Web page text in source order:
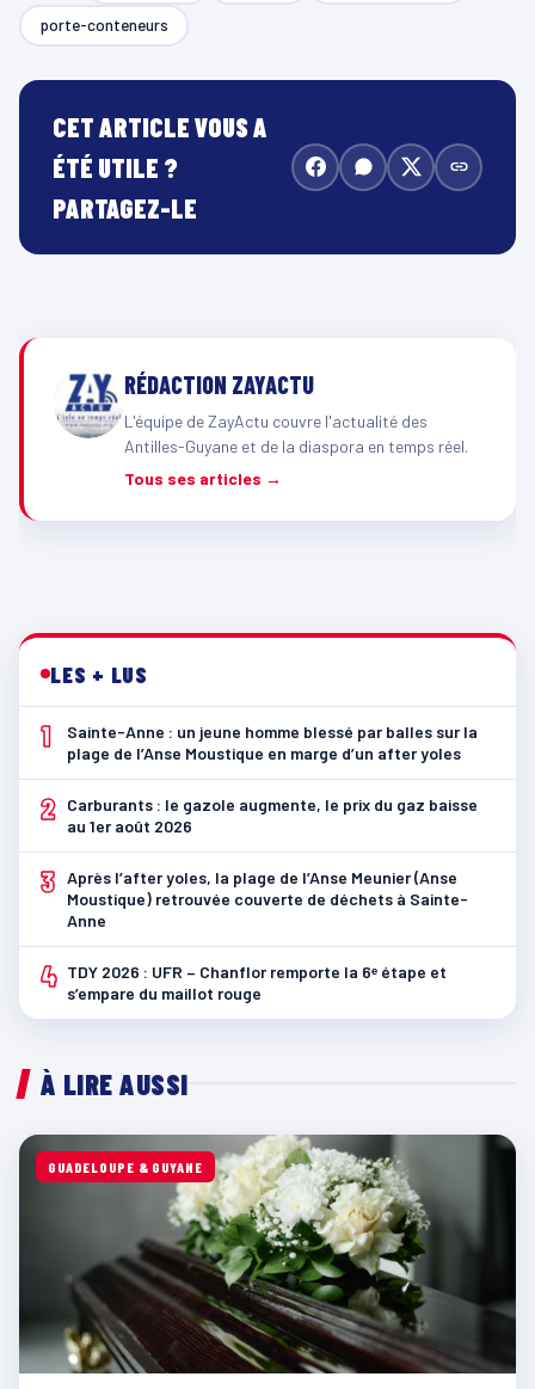
porte-conteneurs
CET ARTICLE VOUS A
ÉTÉ UTILE ?
PARTAGEZ-LE
RÉDACTION ZAYACTU
L'équipe de ZayActu couvre l'actualité des
Antilles-Guyane et de la diaspora en temps réel.
Tous ses articles →
LES + LUS
1
Sainte-Anne : un jeune homme blessé par balles sur la
plage de l’Anse Moustique en marge d’un after yoles
2
Carburants : le gazole augmente, le prix du gaz baisse
au 1er août 2026
3 Après l’after yoles, la plage de l’Anse Meunier (Anse
Moustique) retrouvée couverte de déchets à Sainte-
Anne
4 TDY 2026 : UFR – Chanflor remporte la 6ᵉ étape et
s’empare du maillot rouge
À LIRE AUSSI
GUADELOUPE & GUYANE